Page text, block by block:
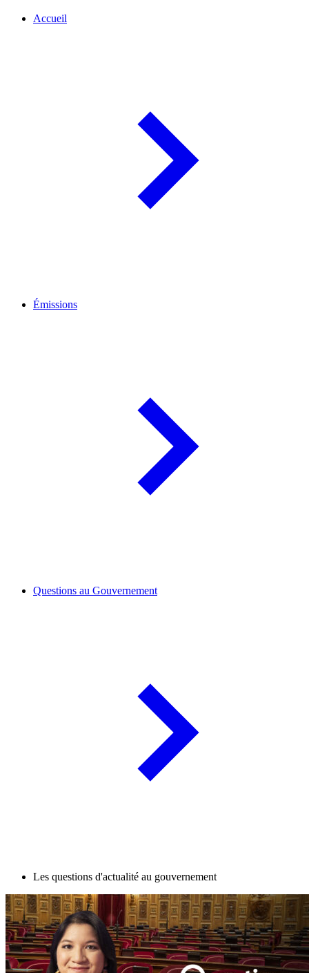
Accueil
Émissions
Questions au Gouvernement
Les questions d'actualité au gouvernement